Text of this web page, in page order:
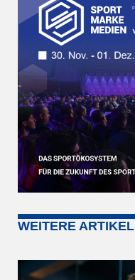
WEITERE ARTIKEL